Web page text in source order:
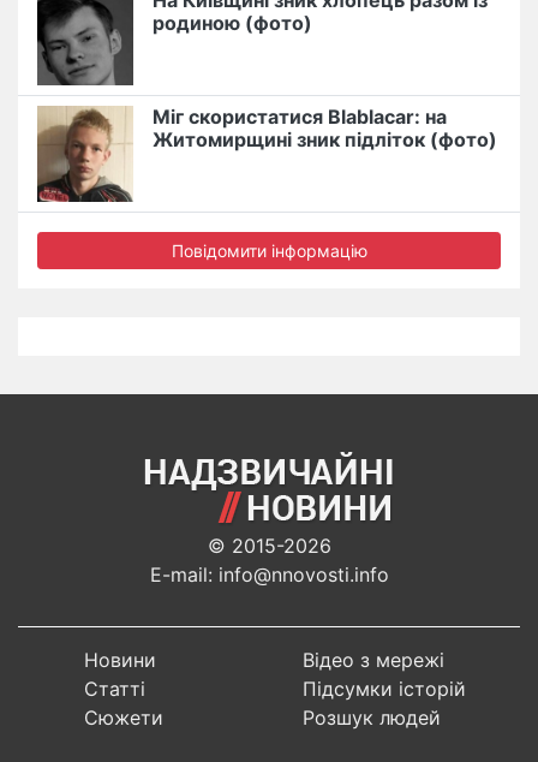
родиною (фото)
Міг скористатися Blablacar: на
Житомирщині зник підліток (фото)
Повідомити інформацію
© 2015-2026
E-mail: info@nnovosti.info
Новини
Статті
Сюжети
Відео з мережі
Підсумки історій
Розшук людей